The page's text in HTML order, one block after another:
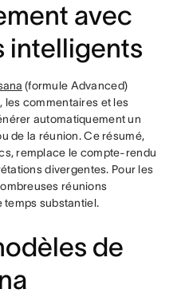
avec
intelligents
(formule Advanced)
les commentaires et les
automatiquement un
de la réunion. Ce résumé,
remplace le compte-rendu
divergentes. Pour les
réunions
temps substantiel.
de